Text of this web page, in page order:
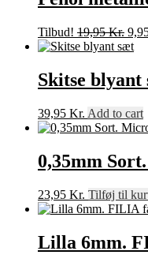
Tilbud! 19,95Kr. Den
var:
Skitse blyant
39,95 Kr. Add to cart
0,35mm
23,95 Kr. Tilføj til
Lilla 6mm.